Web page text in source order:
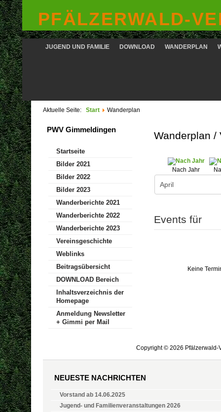
PFÄLZERWALD-
WANDERPLAN
DOWNLOAD
JUGEND UND FAMILIE
Aktuelle Seite: Start Wanderplan
Wanderplan /
Nach Jahr
Events für
Keine
PWV Gimmeldingen
Startseite
Bilder 2021
Bilder 2022
Bilder 2023
Wanderberichte 2021
Wanderberichte 2022
Wanderberichte 2023
Vereinsgeschichte
Weblinks
Beitragsübersicht
DOWNLOAD Bereich
Inhaltsverzeichnis der
Homepage
Anmeldung Newsletter
+ Gimmi per Mail
Copyright © 2026 Pfälzerwald-
NEUESTE NACHRICHTEN
Vorstand ab 14.06.2025
Jugend- und Familienveranstaltungen 2026